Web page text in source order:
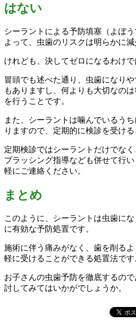
はない
シーラントによる予防填塞（よぼ
よって、虫歯のリスクは明らかに減
けれども、決してゼロになるわけで
冒頭でも述べた通り、虫歯になり
もありますし、何よりも大切なの
を行うことです。
また、シーラントは噛んでいるう
りますので、定期的に検診を受ける
定期検診ではシーラントだけでな
ブラッシング指導なども併せて行
軽にご連絡ください。
まとめ
このように、シーラントは虫歯に
に有効な予防処置です。
施術に伴う痛みがなく、歯を削る
軽に受けることができる処置法です
お子さんの虫歯予防を徹底するの
討してみてはいかがでしょうか。